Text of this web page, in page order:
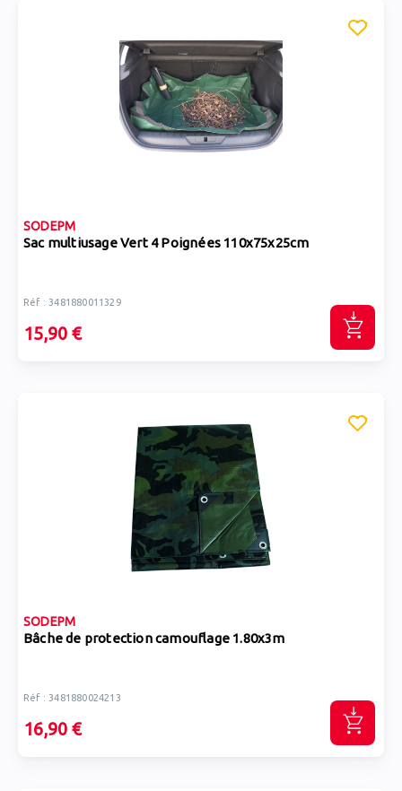
SODEPM
Sac multiusage Vert 4 Poignées 110x75x25cm
Réf : 3481880011329
15,90 €
SODEPM
Bâche de protection camouflage 1.80x3m
Réf : 3481880024213
16,90 €